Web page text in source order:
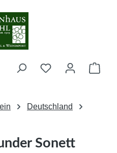
Deutschland
Sonett